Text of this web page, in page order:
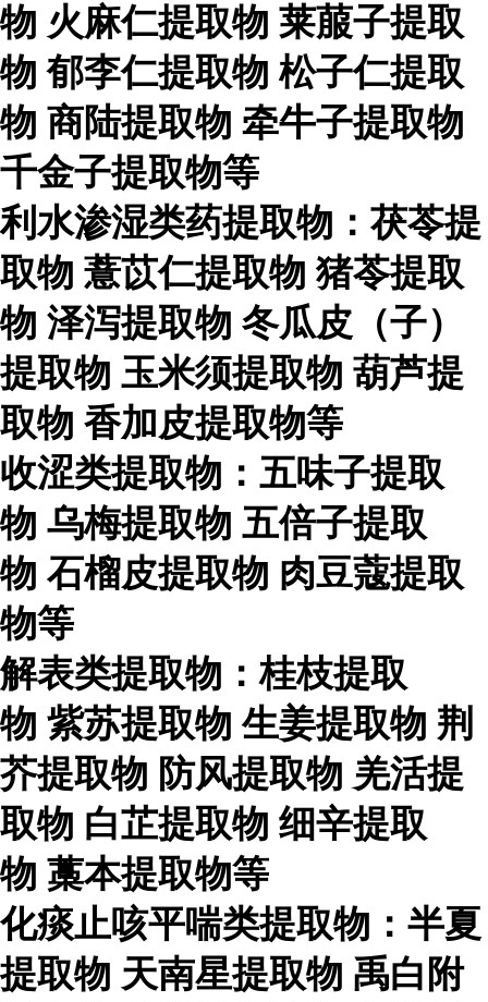
物 火麻仁提取物 莱菔子提取
物 郁李仁提取物 松子仁提取
物 商陆提取物 牵牛子提取物
千金子提取物等
利水渗湿类药提取物：茯苓提
取物 薏苡仁提取物 猪苓提取
物 泽泻提取物 冬瓜皮（子）
提取物 玉米须提取物 葫芦提
取物 香加皮提取物等
收涩类提取物：五味子提取
物 乌梅提取物 五倍子提取
物 石榴皮提取物 肉豆蔻提取
物等
解表类提取物：桂枝提取
物 紫苏提取物 生姜提取物 荆
芥提取物 防风提取物 羌活提
取物 白芷提取物 细辛提取
物 藁本提取物等
化痰止咳平喘类提取物：半夏
提取物 天南星提取物 禹白附